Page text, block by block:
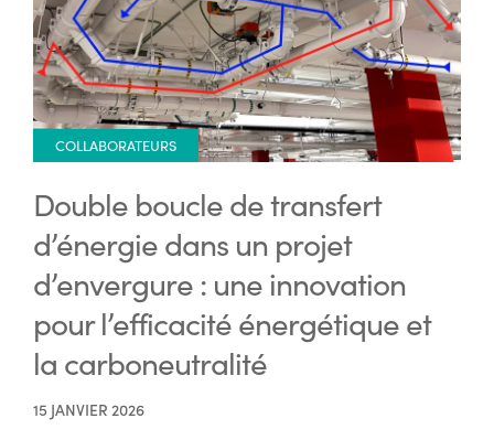
COLLABORATEURS
Double boucle de transfert
d’énergie dans un projet
d’envergure : une innovation
pour l’efficacité énergétique et
la carboneutralité
15 JANVIER 2026